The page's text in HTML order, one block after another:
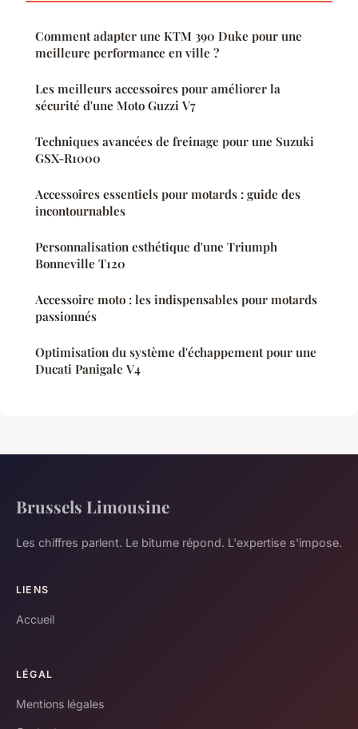
Comment adapter une KTM 390 Duke pour une
meilleure performance en ville ?
Les meilleurs accessoires pour améliorer la
sécurité d'une Moto Guzzi V7
Techniques avancées de freinage pour une Suzuki
GSX-R1000
Accessoires essentiels pour motards : guide des
incontournables
Personnalisation esthétique d'une Triumph
Bonneville T120
Accessoire moto : les indispensables pour motards
passionnés
Optimisation du système d'échappement pour une
Ducati Panigale V4
Brussels Limousine
Les chiffres parlent. Le bitume répond. L'expertise s'impose.
LIENS
Accueil
LÉGAL
Mentions légales